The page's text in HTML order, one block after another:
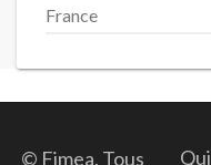
France
© Fimea. Tous Qui